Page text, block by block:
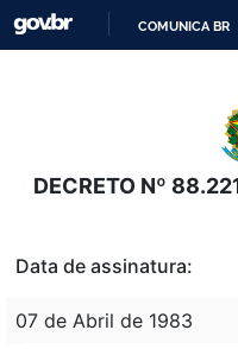
COMUNICA BR
DECRETO Nº
Data de assinatura:
07 de Abril de 1983